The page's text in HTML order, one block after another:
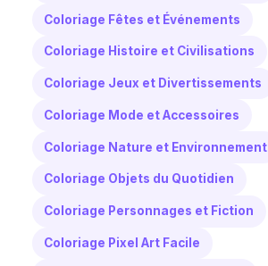
Coloriage Fêtes et Événements
Coloriage Histoire et Civilisations
Coloriage Jeux et Divertissements
Coloriage Mode et Accessoires
Coloriage Nature et Environnement
Coloriage Objets du Quotidien
Coloriage Personnages et Fiction
Coloriage Pixel Art Facile